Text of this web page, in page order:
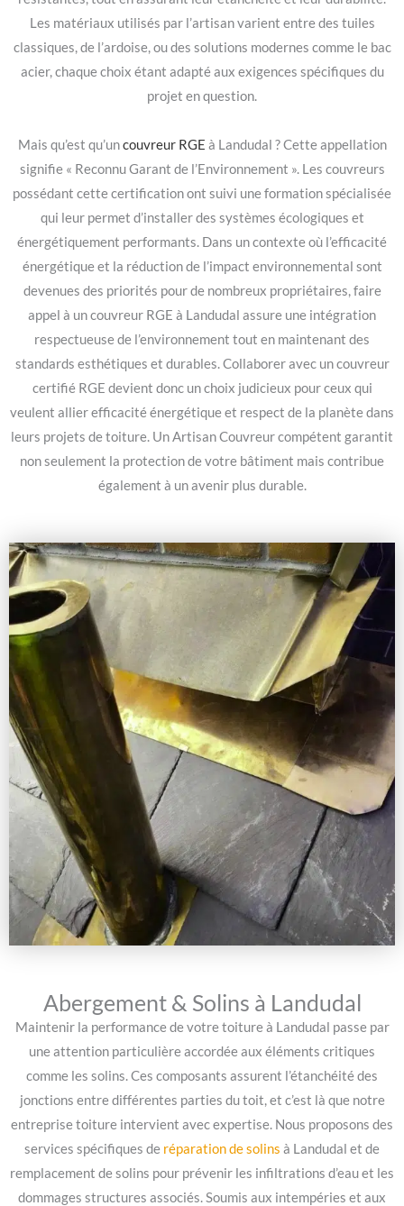
Les matériaux utilisés par l’artisan varient entre des tuiles
classiques, de l’ardoise, ou des solutions modernes comme le bac
acier, chaque choix étant adapté aux exigences spécifiques du
projet en question.
Mais qu’est qu’uncouvreur RGE à Landudal ? Cette appellation
signifie « Reconnu Garant de l’Environnement ». Les couvreurs
possédant cette certification ont suivi une formation spécialisée
qui leur permet d’installer des systèmes écologiques et
énergétiquement performants. Dans un contexte où l’efficacité
énergétique et la réduction de l’impact environnemental sont
devenues des priorités pour de nombreux propriétaires, faire
appel à un couvreur RGE à Landudal assure une intégration
respectueuse de l’environnement tout en maintenant des
standards esthétiques et durables. Collaborer avec un couvreur
certifié RGE devient donc un choix judicieux pour ceux qui
veulent allier efficacité énergétique et respect de la planète dans
leurs projets de toiture. Un Artisan Couvreur compétent garantit
non seulement la protection de votre bâtiment mais contribue
également à un avenir plus durable.
Abergement & Solins à Landudal
Maintenir la performance de votre toiture à Landudal passe par
une attention particulière accordée aux éléments critiques
comme les solins. Ces composants assurent l’étanchéité des
jonctions entre différentes parties du toit, et c’est là que notre
entreprise toiture intervient avec expertise. Nous proposons des
services spécifiques de réparation de solins à Landudal et de
remplacement de solins pour prévenir les infiltrations d’eau et les
dommages structures associés. Soumis aux intempéries et aux